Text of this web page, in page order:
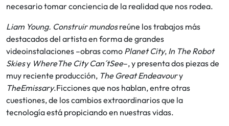
necesario tomar conciencia de la realidad que nos rodea.
Liam Young. Construir mundosreúne los trabajos más
destacados del artista en forma de grandes
videoinstalaciones –obras como Planet City, In The Robot
Skiesy WhereThe City Can´tSee–, y presenta dos piezas de
muy reciente producción, The Great Endeavoury
TheEmissary.Ficciones que nos hablan, entre otras
cuestiones, de los cambios extraordinarios que la
tecnología está propiciando en nuestras vidas.